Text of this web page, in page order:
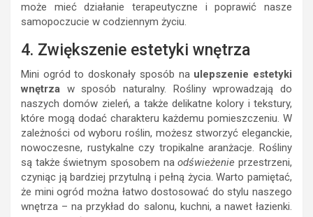
może mieć działanie terapeutyczne i poprawić nasze
samopoczucie w codziennym życiu.
4. Zwiększenie estetyki wnętrza
Mini ogród to doskonały sposób na ulepszenie estetyki
wnętrza w sposób naturalny. Rośliny wprowadzają do
naszych domów zieleń, a także delikatne kolory i tekstury,
które mogą dodać charakteru każdemu pomieszczeniu. W
zależności od wyboru roślin, możesz stworzyć eleganckie,
nowoczesne, rustykalne czy tropikalne aranżacje. Rośliny
są także świetnym sposobem naodświeżenie przestrzeni,
czyniąc ją bardziej przytulną i pełną życia. Warto pamiętać,
że mini ogród można łatwo dostosować do stylu naszego
wnętrza – na przykład do salonu, kuchni, a nawet łazienki.